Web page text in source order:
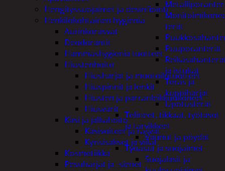
terät
Puuporanterät
ja istukat
Teräs ja
kuppiharjat
Upotusterät
Telineet, tikkaat, työtasot
ja tarvikkeet
Vaunut ja pöydät
Työasut ja suojaimet
Suojalasit ja
Hengityssuojaimet ja desinfiointi
Henkilökohtainen hygienia
Aurinkorasvat
Deodorantit
Hammashygienia tuotteet
Hiustenhoito
Hiusharjat ja muotoilutuotteet
Hiuspinnit ja lenkit
Hiusten ja parranleikkuukoneet
Hiusvärit
Käsi ja jalkahoito
Käsivoiteet ja rasvat
Kynsisakset ja viilat
Kosmetiikka
Pesuharjat ja -sienet